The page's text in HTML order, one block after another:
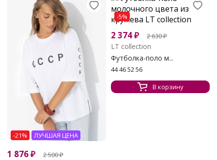
-21% ЛУЧШАЯ ЦЕНА
1 876₽ 2 500₽
-5%
2 374₽ 2 630₽
LT collection
Футболка-поло м...
44 46 52 56
В корзину